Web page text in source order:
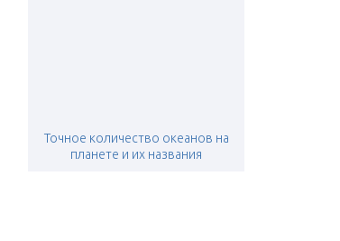
Точное количество океанов на
планете и их названия